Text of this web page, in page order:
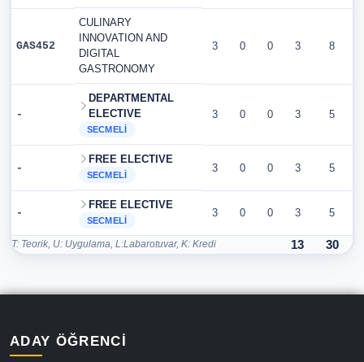
GAS452
CULINARY
INNOVATION AND
DIGITAL
GASTRONOMY
3 0 0 3 8
-
DEPARTMENTAL
ELECTIVE
SECMELI
3 0 0 3 5
-
FREE ELECTIVE
SECMELI
3 0 0 3 5
-
FREE ELECTIVE
SECMELI
3 0 0 3 5
T: Teorik, U: Uygulama, L:Labarotuvar, K: Kredi 13 30
ADAY ÖĞRENCI